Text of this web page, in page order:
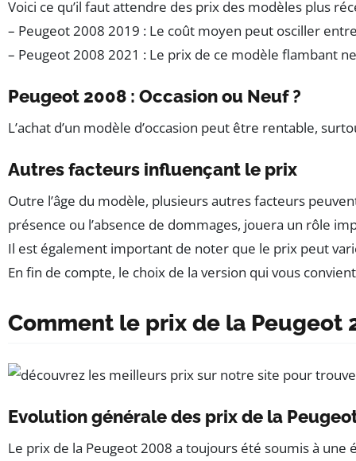
Voici ce qu’il faut attendre des prix des modèles plus
– Peugeot 2008 2019 : Le coût moyen peut osciller
– Peugeot 2008 2021 : Le prix de ce modèle flambant
Peugeot 2008 : Occasion ou Neuf ?
L’achat d’un modèle d’occasion peut être rentable,
Autres facteurs influençant le prix
Outre l’âge du modèle, plusieurs autres facteurs
présence ou l’absence de dommages, jouera un rôle
Il est également important de noter que le prix peut
En fin de compte, le choix de la version qui vous
Comment le prix de la Peugeot
Evolution générale des prix de la
Le prix de la Peugeot 2008 a toujours été soumis à